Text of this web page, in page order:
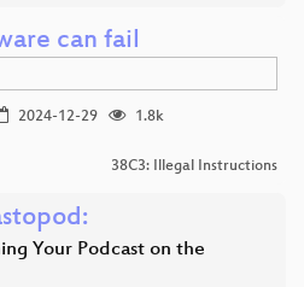
can fail
2024-12-29
1.8k
38C3: Illegal Instructions
Your Podcast on the